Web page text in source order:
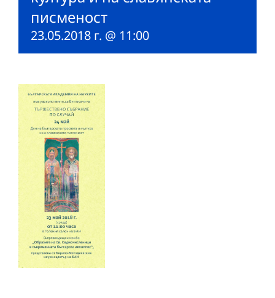
писменост
23.05.2018 г. @ 11:00